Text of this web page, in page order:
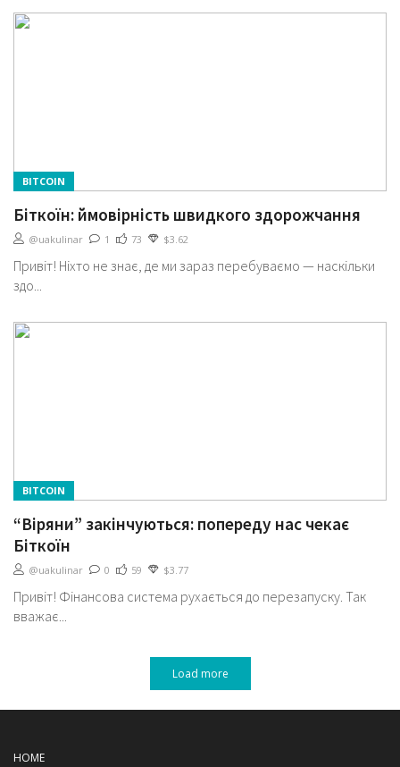
BITCOIN
Біткоїн: ймовірність швидкого здорожчання
@uakulinar 1 73 $3.62
Привіт! Ніхто не знає, де ми зараз перебуваємо — наскільки
здо...
BITCOIN
“Віряни” закінчуються: попереду нас чекає
Біткоїн
@uakulinar 0 59 $3.77
Привіт! Фінансова система рухається до перезапуску. Так
вважає...
Load more
HOME